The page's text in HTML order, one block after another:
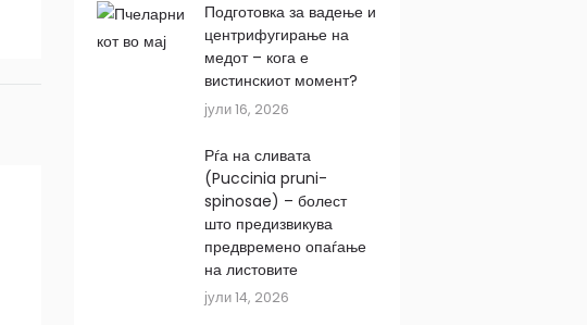
Подготовка за вадење и
центрифугирање на
медот – кога е
вистинскиот момент?
јули 16, 2026
Рѓа на сливата
(Puccinia pruni-
spinosae) – болест
што предизвикува
предвремено опаѓање
на листовите
јули 14, 2026